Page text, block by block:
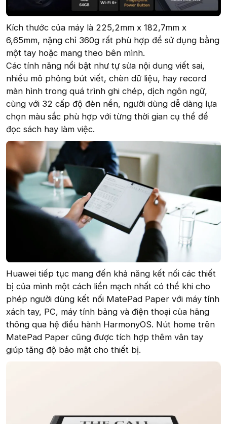
Kích thước của máy là 225,2mm x 182,7mm x
6,65mm, nặng chỉ 360g rất phù hợp để sử dụng bằng
một tay hoặc mang theo bên mình.
Các tính năng nổi bật như tự sửa nội dung viết sai,
nhiều mô phỏng bút viết, chèn dữ liệu, hay record
màn hình trong quá trình ghi chép, dịch ngôn ngữ,
cùng với 32 cấp độ đèn nền, người dùng dễ dàng lựa
chọn màu sắc phù hợp với từng thời gian cụ thể để
đọc sách hay làm việc.
Huawei tiếp tục mang đến khả năng kết nối các thiết
bị của mình một cách liền mạch nhất có thể khi cho
phép người dùng kết nối MatePad Paper với máy tính
xách tay, PC, máy tính bảng và điện thoại của hãng
thông qua hệ điều hành HarmonyOS. Nút home trên
MatePad Paper cũng được tích hợp thêm vân tay
giúp tăng độ bảo mật cho thiết bị.